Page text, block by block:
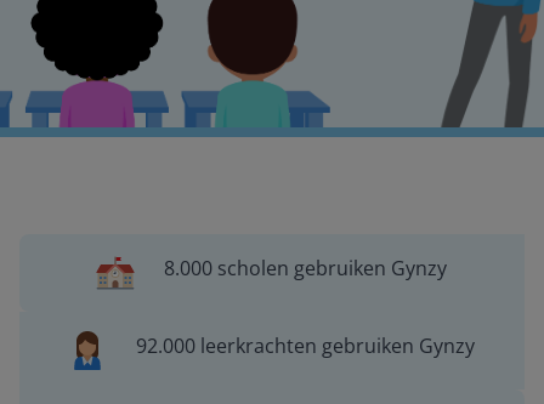
8.000 scholen gebruiken Gynzy
92.000 leerkrachten gebruiken Gynzy